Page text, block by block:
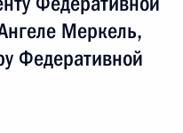
Меркель,
Федеративной